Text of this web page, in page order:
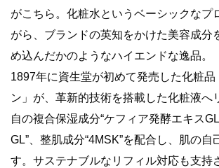
がこちら。化粧水というベーシックなプ
がら、ブランドの英知をかけた美容成分
め込んだかのようなハイエンドな逸品。
1897年に資生堂が初めて発売した化粧品
ン」が、革新的技術を搭載した化粧液へ
自の複合保湿成分“ケフィア発酵エキス
GL”、整肌成分“4MSK”を配合し、肌の自
す。サステナブルなリフィル対応も支持